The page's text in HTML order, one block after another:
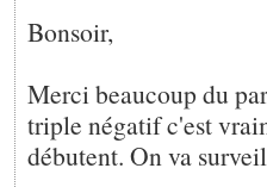
Bonsoir,
Merci beaucoup du
triple négatif c'est
débutent. On va